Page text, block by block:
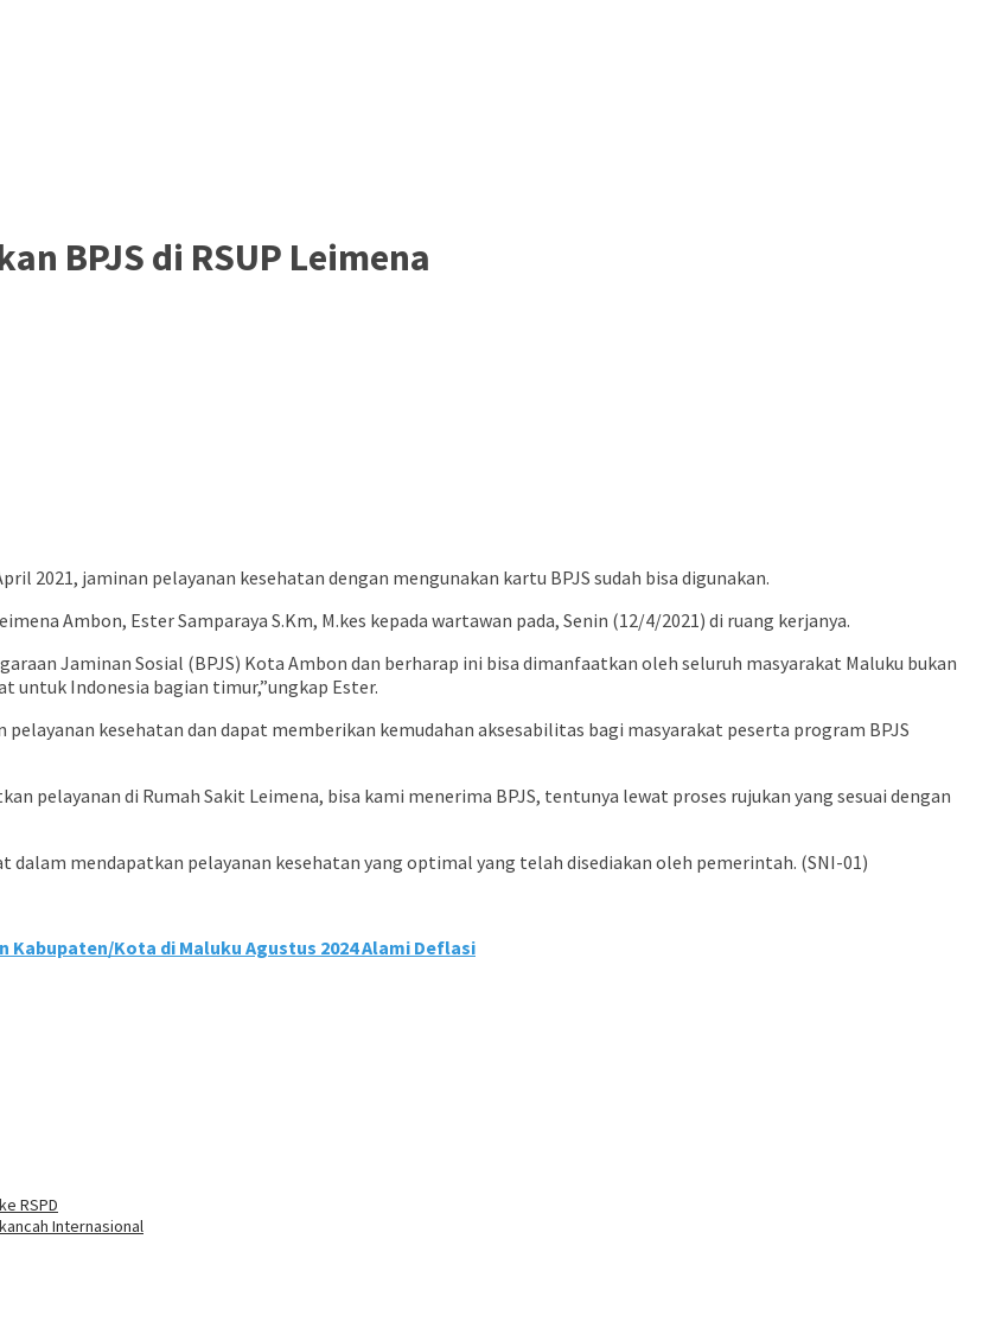
BPJS di RSUP Leimena
2021, jaminan pelayanan kesehatan dengan mengunakan kartu BPJS sudah bisa digunakan.
Ambon, Ester Samparaya S.Km, M.kes kepada wartawan pada, Senin (12/4/2021) di ruang kerjanya.
Jaminan Sosial (BPJS) Kota Ambon dan berharap ini bisa dimanfaatkan oleh seluruh masyarakat Maluku bukan
untuk Indonesia bagian timur,”ungkap Ester.
kesehatan dan dapat memberikan kemudahan aksesabilitas bagi masyarakat peserta program BPJS
pelayanan di Rumah Sakit Leimena, bisa kami menerima BPJS, tentunya lewat proses rujukan yang sesuai dengan
mendapatkan pelayanan kesehatan yang optimal yang telah disediakan oleh pemerintah. (SNI-01)
Kabupaten/Kota di Maluku Agustus 2024 Alami Deflasi
RSPD
Internasional